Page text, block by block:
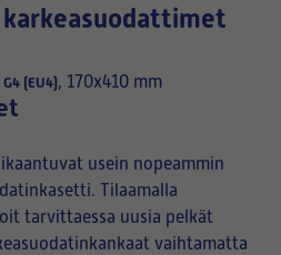
(EU4), 170x410 mm
usein nopeammin
Tilaamalla
tarvittaessa uusia pelkät
vaihtamatta